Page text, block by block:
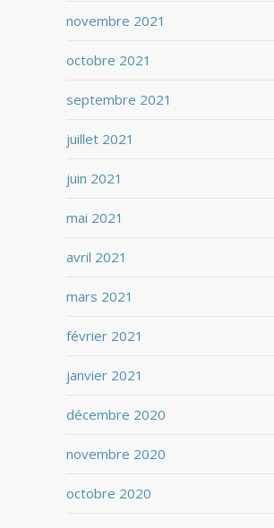
novembre 2021
octobre 2021
septembre 2021
juillet 2021
juin 2021
mai 2021
avril 2021
mars 2021
février 2021
janvier 2021
décembre 2020
novembre 2020
octobre 2020